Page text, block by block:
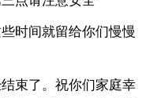
时间就留给你们慢慢
束了。祝你们家庭幸